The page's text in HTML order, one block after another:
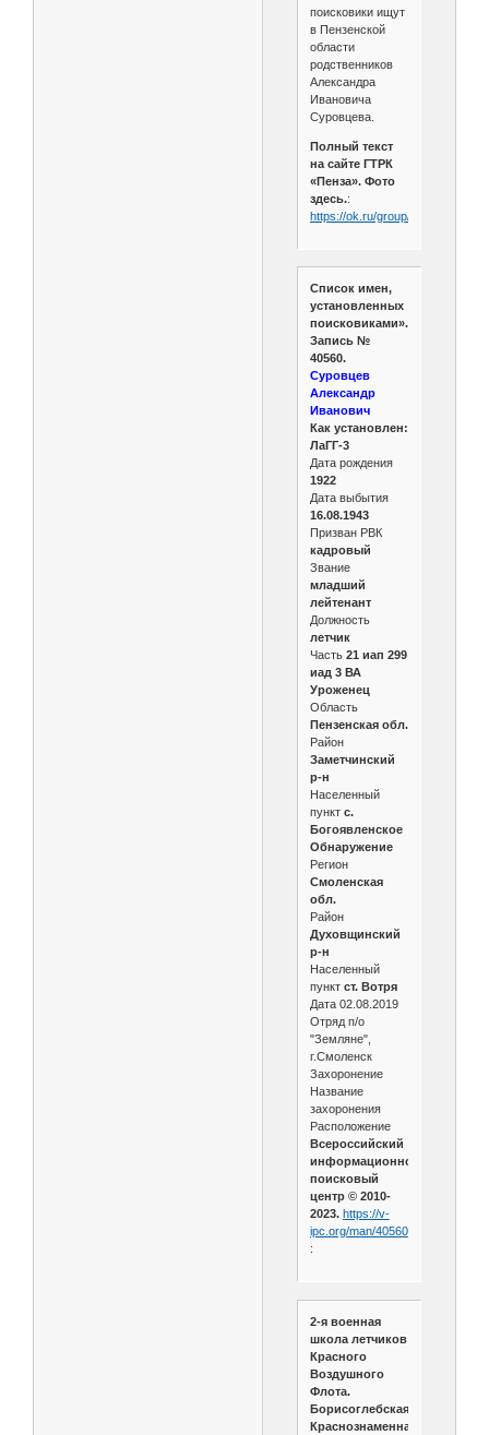
поисковики ищут
в Пензенской
области
родственников
Александра
Ивановича
Суровцева.
Полный текст
на сайте ГТРК
«Пенза». Фото
здесь.:
https://ok.ru/group/
Список имен,
установленных
поисковиками».
Запись №
40560.
Суровцев
Александр
Иванович
Как установлен:
ЛаГГ-3
Дата рождения
1922
Дата выбытия
16.08.1943
Призван РВК
кадровый
Звание
младший
лейтенант
Должность
летчик
Часть 21 иап 299
иад 3 ВА
Уроженец
Область
Пензенская обл.
Район
Заметчинский
р-н
Населенный
пункт с.
Богоявленское
Обнаружение
Регион
Смоленская
обл.
Район
Духовщинский
р-н
Населенный
пункт ст. Вотря
Дата 02.08.2019
Отряд п/о
"Земляне",
г.Смоленск
Захоронение
Название
захоронения
Расположение
Всероссийский
информационно-
поисковый
центр © 2010-
2023. https://v-
ipc.org/man/40560
:
2-я военная
школа летчиков
Красного
Воздушного
Флота.
Борисоглебская
Краснознаменная